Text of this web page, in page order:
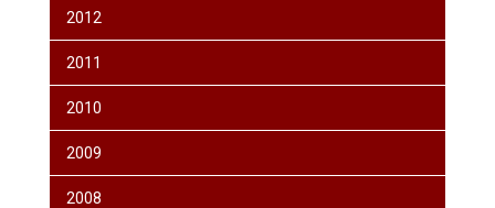
2012
2011
2010
2009
2008